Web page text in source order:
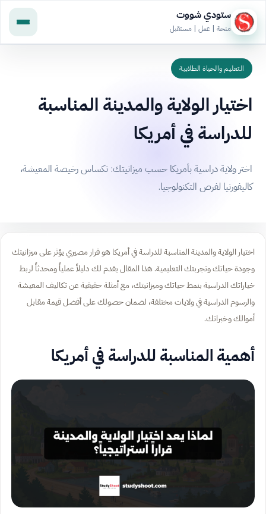
ستودي شووت
منحة | عمل | مستقبل
التعليم والحياة الطلابية
اختيار الولاية والمدينة المناسبة
للدراسة في أمريكا
اختر ولاية دراسية بأمريكا حسب ميزانيتك: تكساس رخيصة المعيشة،
كاليفورنيا لفرص التكنولوجيا.
اختيار الولاية والمدينة المناسبة للدراسة في أمريكا هو قرار مصيري يؤثر على ميزانيتك
وجودة حياتك وتجربتك التعليمية. هذا المقال يقدم لك دليلاً عملياً ومحدثاً لربط
خياراتك الدراسية بنمط حياتك وميزانيتك، مع أمثلة حقيقية عن تكاليف المعيشة
والرسوم الدراسية في ولايات مختلفة، لضمان حصولك على أفضل قيمة مقابل
أموالك وخبراتك.
أهمية المناسبة للدراسة في أمريكا